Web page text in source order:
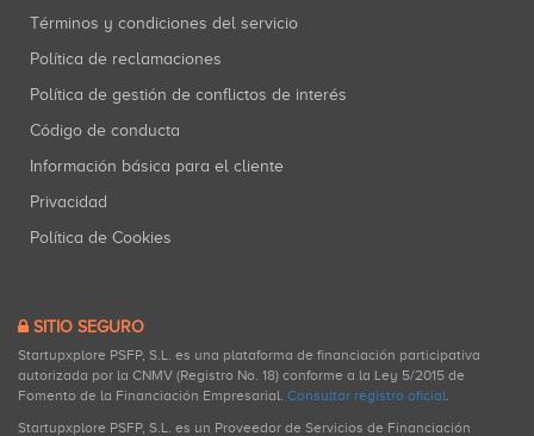
Términos y condiciones del servicio
Política de reclamaciones
Política de gestión de conflictos de interés
Código de conducta
Información básica para el cliente
Privacidad
Política de Cookies
SITIO SEGURO
Startupxplore PSFP, S.L. es una plataforma de financiación participativa
autorizada por la CNMV (Registro No. 18) conforme a la Ley 5/2015 de
Fomento de la Financiación Empresarial. Consultar registro oficial
Startupxplore PSFP, S.L. es un Proveedor de Servicios de Financiación